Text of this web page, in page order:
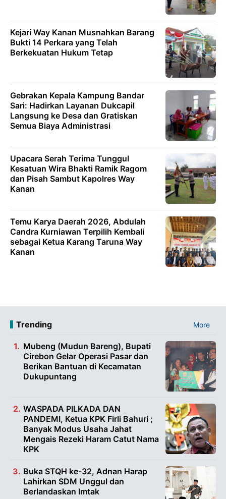
Kejari Way Kanan Musnahkan Barang
Bukti 14 Perkara yang Telah
Berkekuatan Hukum Tetap
Gebrakan Kepala Kampung Bandar
Sari: Hadirkan Layanan Dukcapil
Langsung ke Desa dan Gratiskan
Semua Biaya Administrasi
Upacara Serah Terima Tunggul
Kesatuan Wira Bhakti Ramik Ragom
dan Pisah Sambut Kapolres Way
Kanan
Temu Karya Daerah 2026, Abdulah
Candra Kurniawan Terpilih Kembali
sebagai Ketua Karang Taruna Way
Kanan
Trending More
Mubeng (Mudun Bareng), Bupati
Cirebon Gelar Operasi Pasar dan
Berikan Bantuan di Kecamatan
Dukupuntang
WASPADA PILKADA DAN
PANDEMI, Ketua KPK Firli Bahuri ;
Banyak Modus Usaha Jahat
Mengais Rezeki Haram Catut Nama
KPK
Buka STQH ke-32, Adnan Harap
Lahirkan SDM Unggul dan
Berlandaskan Imtak